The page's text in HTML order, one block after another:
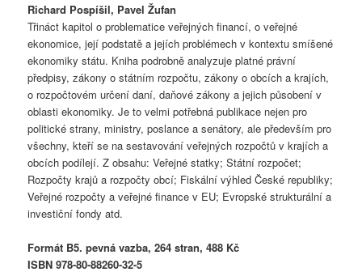
Richard Pospíšil, Pavel Žufan
Třináct kapitol o problematice veřejných financí, o veřejné
ekonomice, její podstatě a jejích problémech v kontextu smíšené
ekonomiky státu. Kniha podrobně analyzuje platné právní
předpisy, zákony o státním rozpočtu, zákony o obcích a krajích,
o rozpočtovém určení daní, daňové zákony a jejich působení v
oblasti ekonomiky. Je to velmi potřebná publikace nejen pro
politické strany, ministry, poslance a senátory, ale především pro
všechny, kteří se na sestavování veřejných rozpočtů v krajích a
obcích podílejí. Z obsahu: Veřejné statky; Státní rozpočet;
Rozpočty krajů a rozpočty obcí; Fiskální výhled České republiky;
Veřejné rozpočty a veřejné finance v EU; Evropské strukturální a
investiční fondy atd.
Formát B5. pevná vazba, 264 stran, 488 Kč
ISBN 978-80-88260-32-5